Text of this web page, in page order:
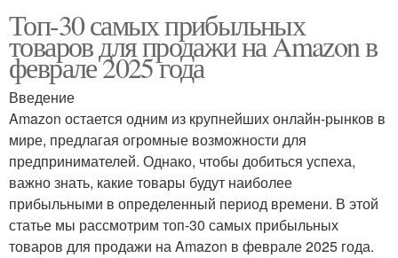
Топ-30 самых прибыльных
товаров для продажи на Amazon в
феврале 2025 года
Введение
Amazon остается одним из крупнейших онлайн-рынков в
мире, предлагая огромные возможности для
предпринимателей. Однако, чтобы добиться успеха,
важно знать, какие товары будут наиболее
прибыльными в определенный период времени. В этой
статье мы рассмотрим топ-30 самых прибыльных
товаров для продажи на Amazon в феврале 2025 года.